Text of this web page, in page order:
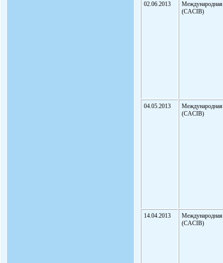
02.06.2013
Международная
(CACIB)
04.05.2013
Международная
(CACIB)
14.04.2013
Международная
(CACIB)